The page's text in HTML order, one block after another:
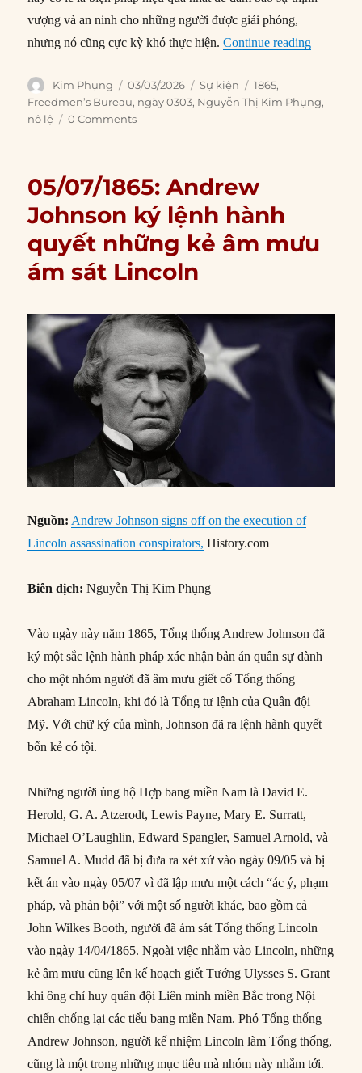
vượng và an ninh cho những người được giải phóng,
nhưng nó cũng cực kỳ khó thực hiện.Continue reading“03/03/
Author
Kim Phụng
Posted
on
03/03/2026 Categories
Sự kiện Tags
1865,
Freedmen’s Bureau, ngày 0303, Nguyễn Thị Kim Phụng,
nô lệ
0 Comments
05/07/1865: Andrew
Johnson ký lệnh hành
quyết những kẻ âm mưu
ám sát Lincoln
Nguồn: Andrew Johnson signs off on the execution of
Lincoln assassination conspirators, History.com
Biên dịch: Nguyễn Thị Kim Phụng
Vào ngày này năm 1865, Tổng thống Andrew Johnson đã
ký một sắc lệnh hành pháp xác nhận bản án quân sự dành
cho một nhóm người đã âm mưu giết cố Tổng thống
Abraham Lincoln, khi đó là Tổng tư lệnh của Quân đội
Mỹ. Với chữ ký của mình, Johnson đã ra lệnh hành quyết
bốn kẻ có tội.
Những người ủng hộ Hợp bang miền Nam là David E.
Herold, G. A. Atzerodt, Lewis Payne, Mary E. Surratt,
Michael O’Laughlin, Edward Spangler, Samuel Arnold, và
Samuel A. Mudd đã bị đưa ra xét xử vào ngày 09/05 và bị
kết án vào ngày 05/07 vì đã lập mưu một cách “ác ý, phạm
pháp, và phản bội” ​​với một số người khác, bao gồm cả
John Wilkes Booth, người đã ám sát Tổng thống Lincoln
vào ngày 14/04/1865. Ngoài việc nhắm vào Lincoln, những
kẻ âm mưu cũng lên kế hoạch giết Tướng Ulysses S. Grant
khi ông chỉ huy quân đội Liên minh miền Bắc trong Nội
chiến chống lại các tiểu bang miền Nam. Phó Tổng thống
Andrew Johnson, người kế nhiệm Lincoln làm Tổng thống,
cũng là một trong những mục tiêu mà nhóm này nhắm tới.